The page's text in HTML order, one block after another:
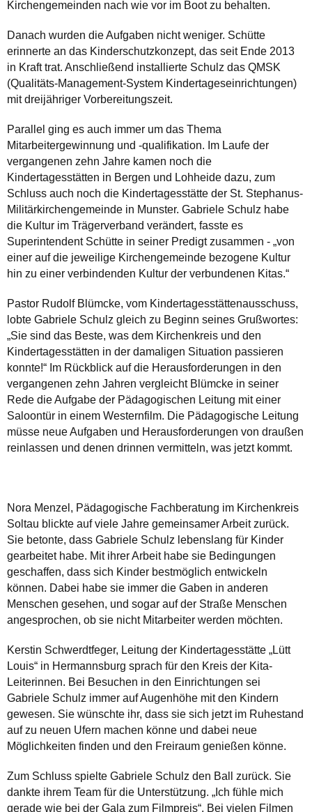
Kirchengemeinden nach wie vor im Boot zu behalten.
Danach wurden die Aufgaben nicht weniger. Schütte
erinnerte an das Kinderschutzkonzept, das seit Ende 2013
in Kraft trat. Anschließend installierte Schulz das QMSK
(Qualitäts-Management-System Kindertageseinrichtungen)
mit dreijähriger Vorbereitungszeit.
Parallel ging es auch immer um das Thema
Mitarbeitergewinnung und -qualifikation. Im Laufe der
vergangenen zehn Jahre kamen noch die
Kindertagesstätten in Bergen und Lohheide dazu, zum
Schluss auch noch die Kindertagesstätte der St. Stephanus-
Militärkirchengemeinde in Munster. Gabriele Schulz habe
die Kultur im Trägerverband verändert, fasste es
Superintendent Schütte in seiner Predigt zusammen - „von
einer auf die jeweilige Kirchengemeinde bezogene Kultur
hin zu einer verbindenden Kultur der verbundenen Kitas.“
Pastor Rudolf Blümcke, vom Kindertagesstättenausschuss,
lobte Gabriele Schulz gleich zu Beginn seines Grußwortes:
„Sie sind das Beste, was dem Kirchenkreis und den
Kindertagesstätten in der damaligen Situation passieren
konnte!“ Im Rückblick auf die Herausforderungen in den
vergangenen zehn Jahren vergleicht Blümcke in seiner
Rede die Aufgabe der Pädagogischen Leitung mit einer
Saloontür in einem Westernfilm. Die Pädagogische Leitung
müsse neue Aufgaben und Herausforderungen von draußen
reinlassen und denen drinnen vermitteln, was jetzt kommt.
Nora Menzel, Pädagogische Fachberatung im Kirchenkreis
Soltau blickte auf viele Jahre gemeinsamer Arbeit zurück.
Sie betonte, dass Gabriele Schulz lebenslang für Kinder
gearbeitet habe. Mit ihrer Arbeit habe sie Bedingungen
geschaffen, dass sich Kinder bestmöglich entwickeln
können. Dabei habe sie immer die Gaben in anderen
Menschen gesehen, und sogar auf der Straße Menschen
angesprochen, ob sie nicht Mitarbeiter werden möchten.
Kerstin Schwerdtfeger, Leitung der Kindertagesstätte „Lütt
Louis“ in Hermannsburg sprach für den Kreis der Kita-
Leiterinnen. Bei Besuchen in den Einrichtungen sei
Gabriele Schulz immer auf Augenhöhe mit den Kindern
gewesen. Sie wünschte ihr, dass sie sich jetzt im Ruhestand
auf zu neuen Ufern machen könne und dabei neue
Möglichkeiten finden und den Freiraum genießen könne.
Zum Schluss spielte Gabriele Schulz den Ball zurück. Sie
dankte ihrem Team für die Unterstützung. „Ich fühle mich
gerade wie bei der Gala zum Filmpreis“, Bei vielen Filmen